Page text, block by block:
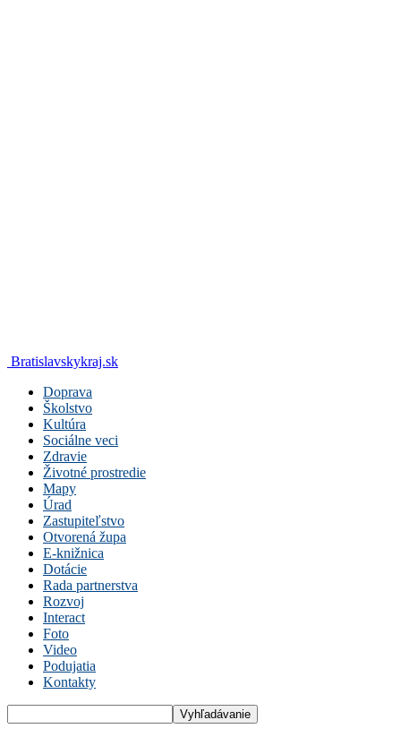
Bratislavskykraj.sk
Doprava
Školstvo
Kultúra
Sociálne veci
Zdravie
Životné prostredie
Mapy
Úrad
Zastupiteľstvo
Otvorená župa
E-knižnica
Dotácie
Rada partnerstva
Rozvoj
Interact
Foto
Video
Podujatia
Kontakty